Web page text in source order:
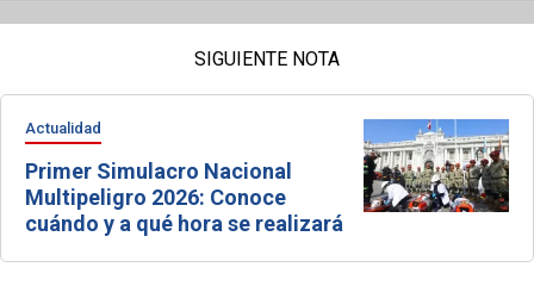
SIGUIENTE NOTA
Actualidad
Primer Simulacro Nacional
Multipeligro 2026: Conoce
cuándo y a qué hora se realizará